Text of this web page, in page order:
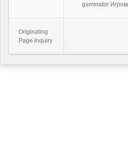
gaminator
Originating
Page Inquiry